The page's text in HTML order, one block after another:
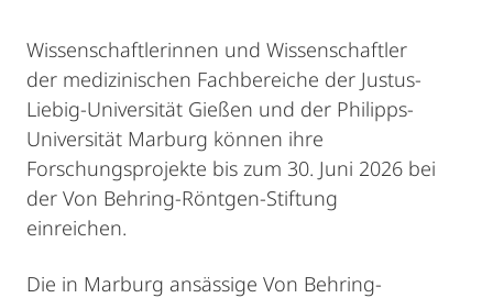
Wissenschaftlerinnen und Wissenschaftler
der medizinischen Fachbereiche der Justus-
Liebig-Universität Gießen und der Philipps-
Universität Marburg können ihre
Forschungsprojekte bis zum 30. Juni 2026 bei
der Von Behring-Röntgen-Stiftung
einreichen.
Die in Marburg ansässige Von Behring-